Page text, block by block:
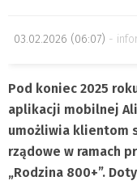
03.02.2026 (06:07)
Pod koniec 2025
aplikacji mobilnej
umożliwia klientom
rządowe w ramach
„Rodzina 800+”.